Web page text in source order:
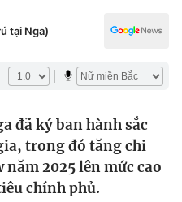
tại Nga)
đã ký ban hành sắc
trong đó tăng chi
năm 2025 lên mức cao
chính phủ.